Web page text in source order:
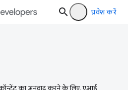
प्रवेश करें
का अनुवाद करने के लिए, एआई